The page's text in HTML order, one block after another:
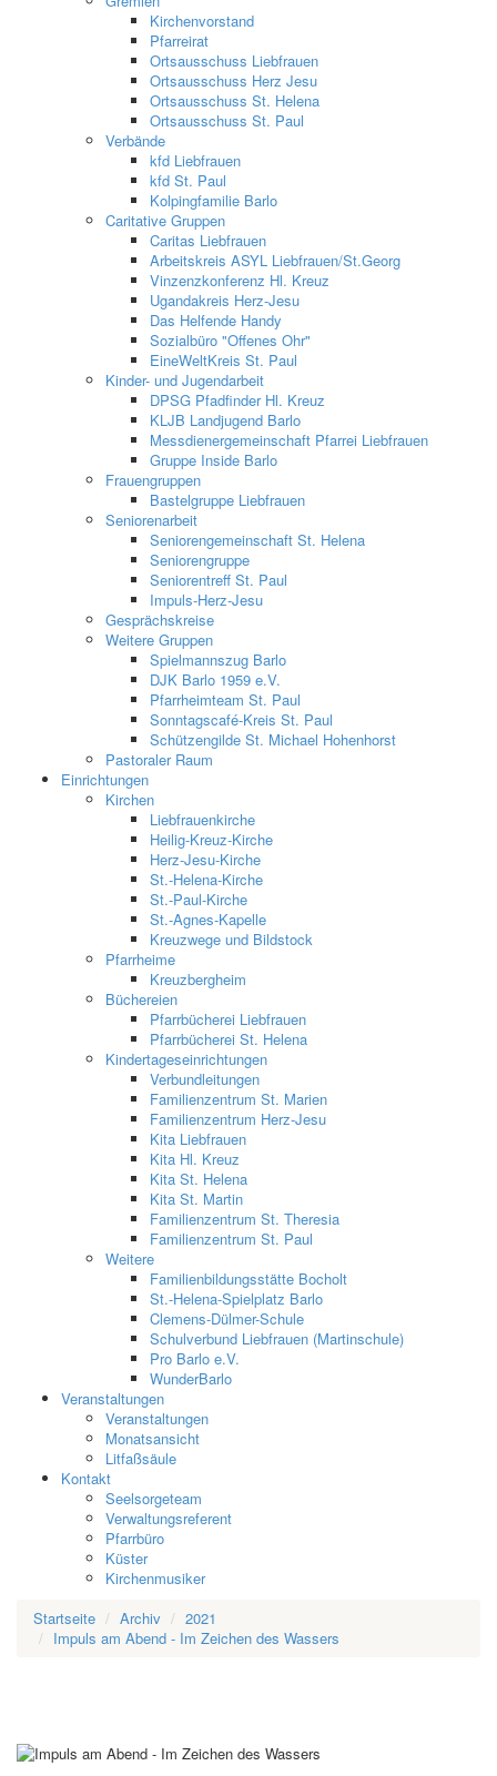
Kirchenvorstand
Pfarreirat
Ortsausschuss Liebfrauen
Ortsausschuss Herz Jesu
Ortsausschuss St. Helena
Ortsausschuss St. Paul
Verbände
kfd Liebfrauen
kfd St. Paul
Kolpingfamilie Barlo
Caritative Gruppen
Caritas Liebfrauen
Arbeitskreis ASYL Liebfrauen/St.Georg
Vinzenzkonferenz Hl. Kreuz
Ugandakreis Herz-Jesu
Das Helfende Handy
Sozialbüro "Offenes Ohr"
EineWeltKreis St. Paul
Kinder- und Jugendarbeit
DPSG Pfadfinder Hl. Kreuz
KLJB Landjugend Barlo
Messdienergemeinschaft Pfarrei Liebfrauen
Gruppe Inside Barlo
Frauengruppen
Bastelgruppe Liebfrauen
Seniorenarbeit
Seniorengemeinschaft St. Helena
Seniorengruppe
Seniorentreff St. Paul
Impuls-Herz-Jesu
Gesprächskreise
Weitere Gruppen
Spielmannszug Barlo
DJK Barlo 1959 e.V.
Pfarrheimteam St. Paul
Sonntagscafé-Kreis St. Paul
Schützengilde St. Michael Hohenhorst
Pastoraler Raum
Einrichtungen
Kirchen
Liebfrauenkirche
Heilig-Kreuz-Kirche
Herz-Jesu-Kirche
St.-Helena-Kirche
St.-Paul-Kirche
St.-Agnes-Kapelle
Kreuzwege und Bildstock
Pfarrheime
Kreuzbergheim
Büchereien
Pfarrbücherei Liebfrauen
Pfarrbücherei St. Helena
Kindertageseinrichtungen
Verbundleitungen
Familienzentrum St. Marien
Familienzentrum Herz-Jesu
Kita Liebfrauen
Kita Hl. Kreuz
Kita St. Helena
Kita St. Martin
Familienzentrum St. Theresia
Familienzentrum St. Paul
Weitere
Familienbildungsstätte Bocholt
St.-Helena-Spielplatz Barlo
Clemens-Dülmer-Schule
Schulverbund Liebfrauen (Martinschule)
Pro Barlo e.V.
WunderBarlo
Veranstaltungen
Veranstaltungen
Monatsansicht
Litfaßsäule
Kontakt
Seelsorgeteam
Verwaltungsreferent
Pfarrbüro
Küster
Kirchenmusiker
Startseite
Archiv
2021
Impuls am Abend - Im Zeichen des Wassers